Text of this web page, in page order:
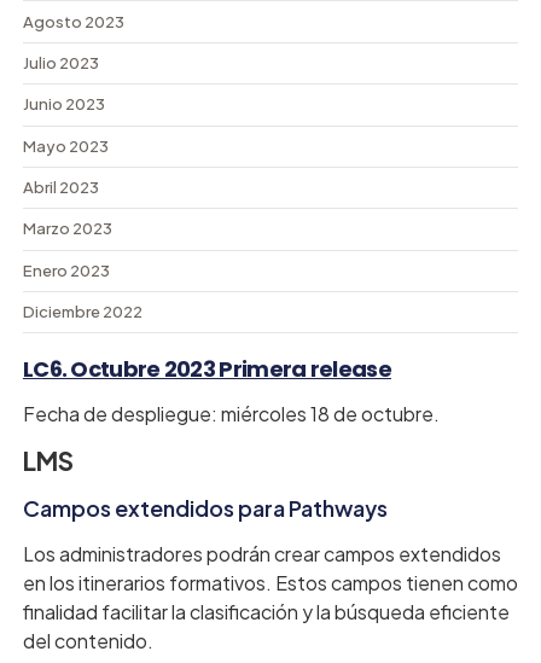
LC6. Octubre 2023 Primera release
Fecha de despliegue: miércoles 18 de octubre.
LMS
Campos extendidos para Pathways
Los administradores podrán crear campos extendidos
en los itinerarios formativos. Estos campos tienen como
finalidad facilitar la clasificación y la búsqueda eficiente
del contenido.
Agosto 2023
Julio 2023
Junio 2023
Mayo 2023
Abril 2023
Marzo 2023
Enero 2023
Diciembre 2022